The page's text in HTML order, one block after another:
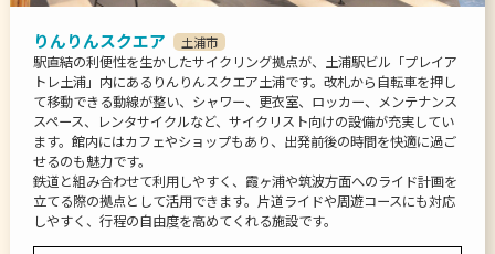
りんりんスクエア 土浦市
駅直結の利便性を生かしたサイクリング拠点が、土浦駅ビル「プレイア
トレ土浦」内にあるりんりんスクエア土浦です。改札から自転車を押し
て移動できる動線が整い、シャワー、更衣室、ロッカー、メンテナンス
スペース、レンタサイクルなど、サイクリスト向けの設備が充実してい
ます。館内にはカフェやショップもあり、出発前後の時間を快適に過ご
せるのも魅力です。
鉄道と組み合わせて利用しやすく、霞ヶ浦や筑波方面へのライド計画を
立てる際の拠点として活用できます。片道ライドや周遊コースにも対応
しやすく、行程の自由度を高めてくれる施設です。